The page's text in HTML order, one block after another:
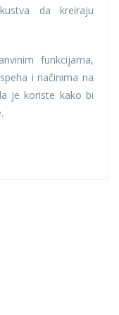
da kreiraju
funkcijama,
i načinima na
je koriste kako bi